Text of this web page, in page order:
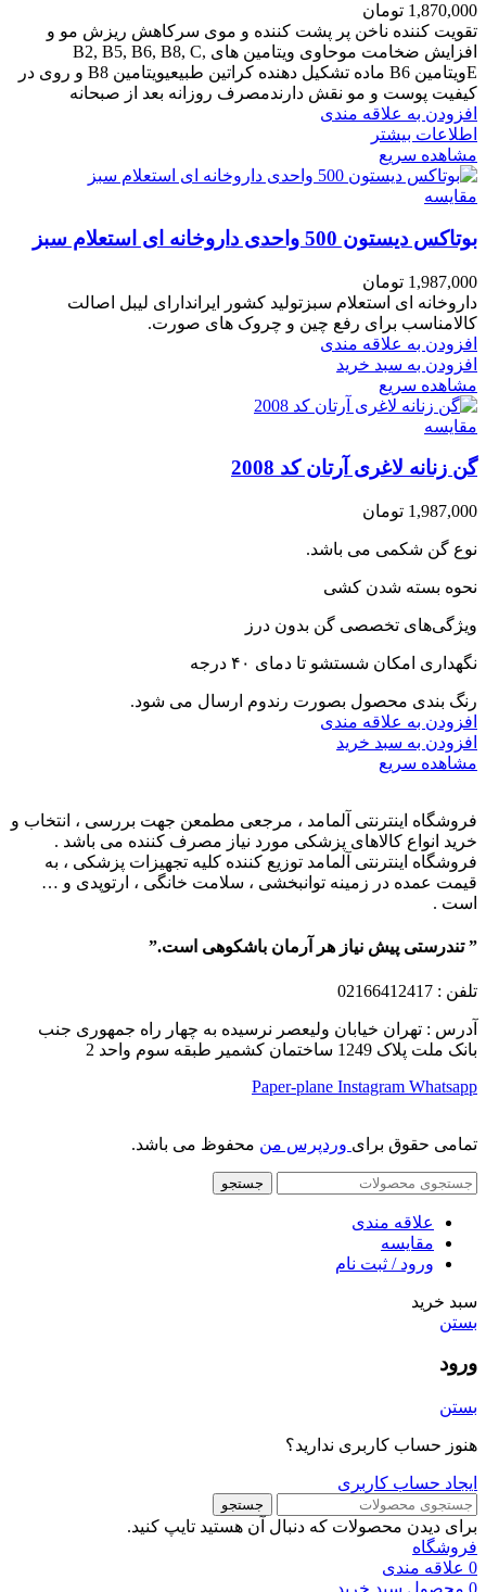
1,870,000 تومان
تقویت کننده ناخن پر پشت کننده و موی سرکاهش ریزش مو و
افزایش ضخامت موحاوی ویتامین های B2, B5, B6, B8, C,
Eویتامین B6 ماده تشکیل دهنده کراتین طبیعی
ویتامین B8 و روی در
کیفیت پوست و مو نقش دارندمصرف روزانه بعد از صبحانه
افزودن به علاقه مندی
اطلاعات بیشتر
مشاهده سریع
مقایسه
بوتاکس دیستون 500 واحدی داروخانه ای استعلام سبز
1,987,000 تومان
داروخانه ای استعلام سبزتولید کشور ایراندارای لیبل اصالت
کالامناسب برای رفع چین و چروک های صورت.
افزودن به علاقه مندی
افزودن به سبد خرید
مشاهده سریع
مقایسه
گن زنانه لاغری آرتان کد 2008
1,987,000 تومان
نوع گن شکمی می باشد.
نحوه بسته شدن کشی
ویژگی‌های تخصصی گن بدون درز
نگهداری امکان شستشو تا دمای ۴۰ درجه
رنگ بندی محصول بصورت رندوم ارسال می شود.
افزودن به علاقه مندی
افزودن به سبد خرید
مشاهده سریع
فروشگاه اینترنتی آلمامد ، مرجعی مطمعن جهت بررسی ، انتخاب و
خرید انواع کالاهای پزشکی مورد نیاز مصرف کننده می باشد .
فروشگاه اینترنتی آلمامد توزیع کننده کلیه تجهیزات پزشکی ، به
قیمت عمده در زمینه توانبخشی ، سلامت خانگی ، ارتوپدی و …
است .
” تندرستی پیش نیاز هر آرمان باشکوهی است.”
تلفن : 02166412417
آدرس : تهران خیابان ولیعصر نرسیده به چهار راه جمهوری جنب
بانک ملت پلاک 1249 ساختمان کشمیر طبقه سوم واحد 2
Paper-plane Instagram Whatsapp
تمامی حقوق برای وردپرس من محفوظ می باشد.
جستجو
علاقه مندی
مقایسه
ورود / ثبت نام
سبد خرید
بستن
ورود
بستن
هنوز حساب کاربری ندارید؟
ایجاد حساب کاربری
جستجو
برای دیدن محصولات که دنبال آن هستید تایپ کنید.
فروشگاه
0 علاقه مندی
0 محصول سبد خرید